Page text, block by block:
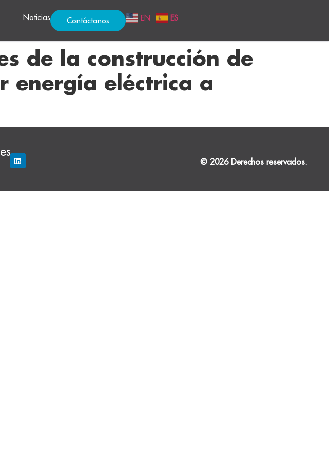
Noticias Contáctanos EN ES
de la construcción de
energía eléctrica a
© 2026 Derechos reservados.